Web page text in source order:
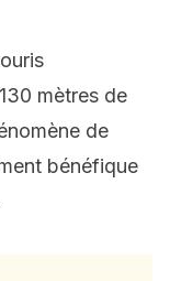
mètres de
de
bénéfique